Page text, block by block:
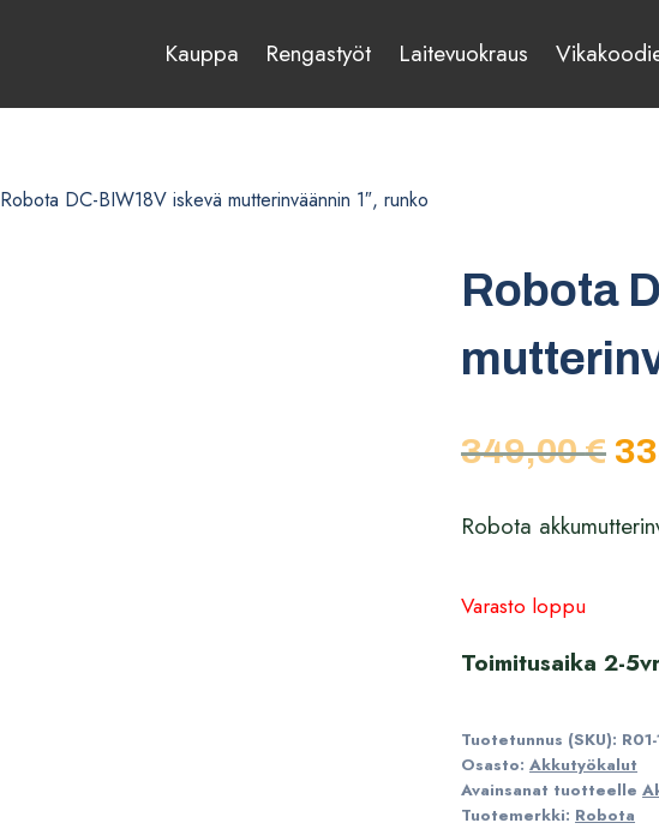
Kauppa Rengastyöt Laitevuokraus
Robota DC-BIW18V iskevä mutterinväännin 1″, runko
Robota
349,00€
oli:
Robota
Varasto loppu
Toimitusaika 2-
Tuotetunnus (SKU):
Osasto:Akkutyökalut
Avainsanat tuotteelle
Tuotemerkki: Robota